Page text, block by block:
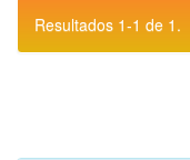
Resultados 1-1 de 1.